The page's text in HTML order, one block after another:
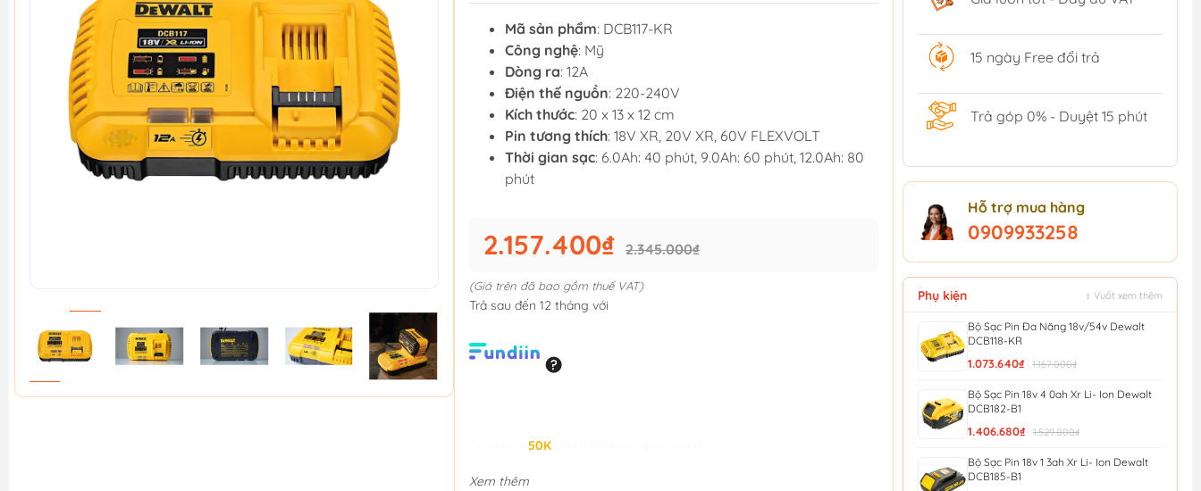
Mã sản phẩm: DCB117-KR
Công nghệ: Mỹ
Dòng ra: 12A
Điện thế nguồn: 220-240V
Kích thước: 20 x 13 x 12 cm
Pin tương thích: 18V XR, 20V XR, 60V FLEXVOLT
Thời gian sạc: 6.0Ah: 40 phút, 9.0Ah: 60 phút, 12.0Ah: 80
phút
2.157.400₫ 2.345.000₫
(Giá trên đã bao gồm thuế VAT)
Trả sau đến 12 tháng với
50K
Xem thêm
15 ngày Free đổi trả
Trả góp 0% - Duyệt 15 phút
Hỗ trợ mua hàng
0909933258
Phụ kiện ↕ Vuốt xem thêm
Bộ Sạc Pin Đa Năng 18v/54v Dewalt
DCB118-KR
1.073.640₫ 1.167.000₫
Bộ Sạc Pin 18v 4 0ah Xr Li- Ion Dewalt
DCB182-B1
1.406.680₫ 1.529.000₫
Bộ Sạc Pin 18v 1 3ah Xr Li- Ion Dewalt
DCB185-B1